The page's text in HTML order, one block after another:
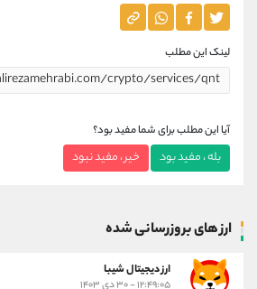
لینک این مطلب
آیا این مطلب برای شما مفید بود؟
بله ، مفید بود خیر ، مفید نبود
ارز های بروزرسانی شده
ارز ديجيتال شیبا
۱۲:۴۹:۰۵ - ۳۰ دی ۱۴۰۳